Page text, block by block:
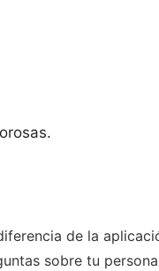
de la
sobre tu